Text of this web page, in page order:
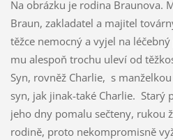
Na obrázku je rodina Braunova.
Braun, zakladatel a majitel
těžce nemocný a vyjel na
mu alespoň trochu uleví od
Syn, rovněž Charlie, s
syn, jak jinak-také Charlie. Starý
jeho dny pomalu sečteny, rukou
rodině, proto nekompromisně